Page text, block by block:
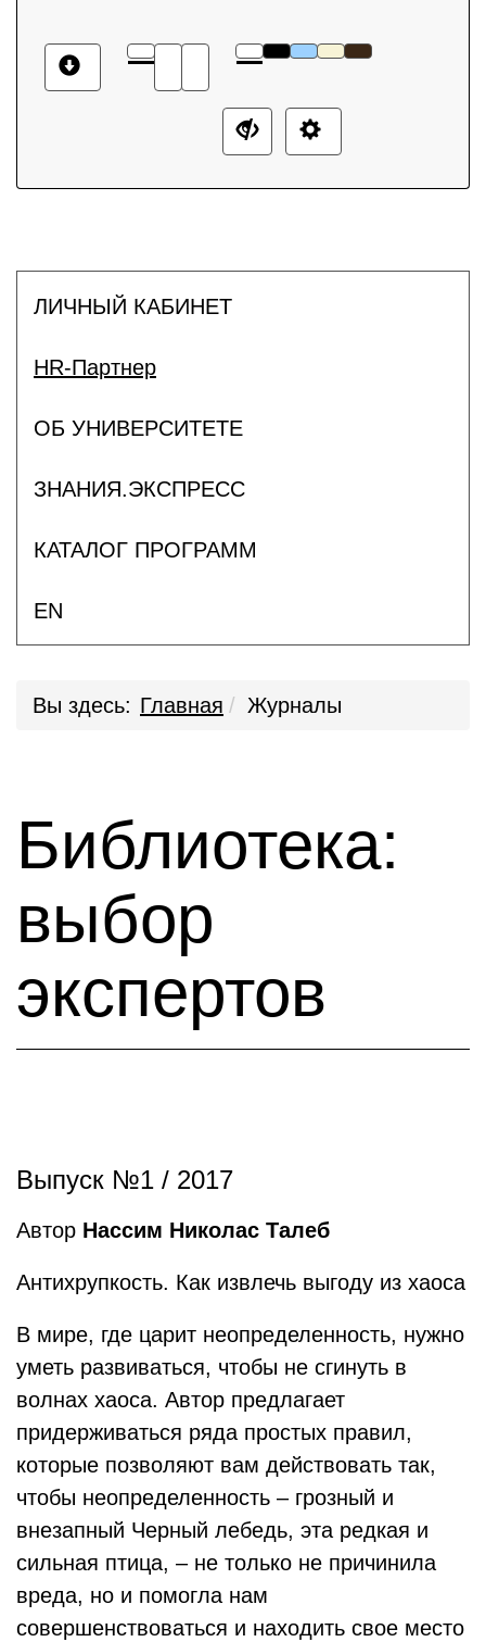
ЛИЧНЫЙ КАБИНЕТ
HR-Партнер
ОБ УНИВЕРСИТЕТЕ
ЗНАНИЯ.ЭКСПРЕСС
КАТАЛОГ ПРОГРАММ
EN
Вы здесь: Главная Журналы
Библиотека:
выбор
экспертов
Выпуск №1 / 2017
Автор Нассим Николас Талеб
Антихрупкость. Как извлечь выгоду из хаоса
В мире, где царит неопределенность, нужно
уметь развиваться, чтобы не сгинуть в
волнах хаоса. Автор предлагает
придерживаться ряда простых правил,
которые позволяют вам действовать так,
чтобы неопределенность – грозный и
внезапный Черный лебедь, эта редкая и
сильная птица, – не только не причинила
вреда, но и помогла нам
совершенствоваться и находить свое место